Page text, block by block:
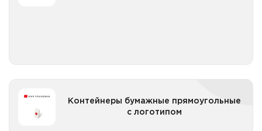
Контейнеры бумажные прямоугольные
с логотипом
логотипом